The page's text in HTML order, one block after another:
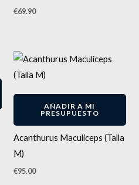
€69.90
AÑADIR A MI
PRESUPUESTO
Acanthurus Maculiceps (Talla
M)
€95.00